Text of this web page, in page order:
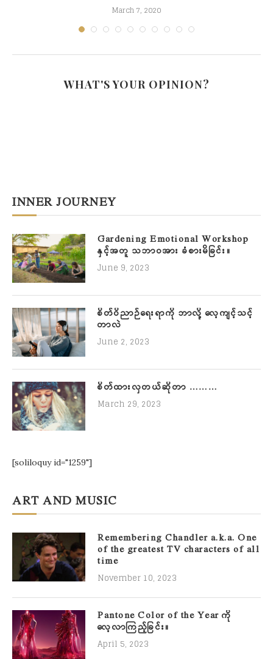
March 7, 2020
WHAT'S YOUR OPINION?
INNER JOURNEY
Gardening Emotional Workshop
နှင့်အတူ သဘာဝအား ခံစားမိခြင်း။
June 9, 2023
စိတ်ဝိညာဉ်ရေးရာကို ဘာလို့ လေ့ကျင့်သင့်
တာလဲ
June 2, 2023
စိတ်ထားလှတယ်ဆိုတာ ………
March 29, 2023
[soliloquy id="1259"]
ART AND MUSIC
Remembering Chandler a.k.a. One
of the greatest TV characters of all
time
November 10, 2023
Pantone Color of the Year ကို
လေ့လာကြည့်ခြင်း။
April 5, 2023